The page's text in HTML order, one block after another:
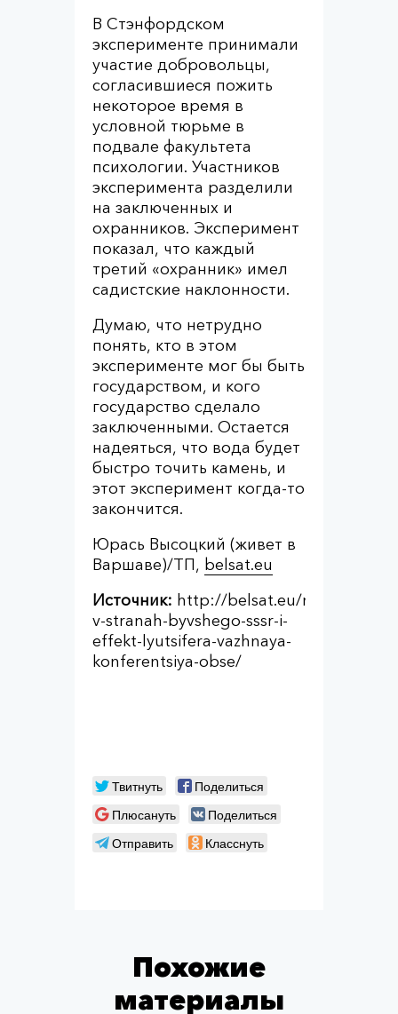
В Стэнфордском
эксперименте принимали
участие добровольцы,
согласившиеся пожить
некоторое время в
условной тюрьме в
подвале факультета
психологии. Участников
эксперимента разделили
на заключенных и
охранников. Эксперимент
показал, что каждый
третий «охранник» имел
садистские наклонности.
Думаю, что нетрудно
понять, кто в этом
эксперименте мог бы быть
государством, и кого
государство сделало
заключенными. Остается
надеяться, что вода будет
быстро точить камень, и
этот эксперимент когда-то
закончится.
Юрась Высоцкий (живет в
Варшаве)/ТП, belsat.eu
Источник: http://belsat.eu/ru/news/
v-stranah-byvshego-sssr-i-
effekt-lyutsifera-vazhnaya-
konferentsiya-obse/
Твитнуть
Поделиться
Плюсануть
Поделиться
Отправить
Класснуть
Похожие
материалы